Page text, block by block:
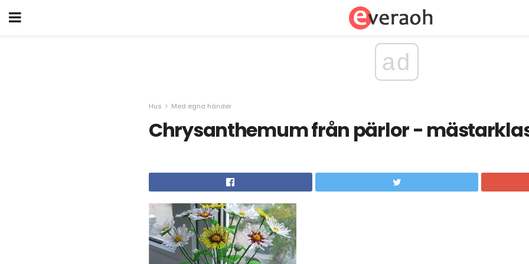
ad
Hus Med egna händer
Chrysanthemum från pärlor -